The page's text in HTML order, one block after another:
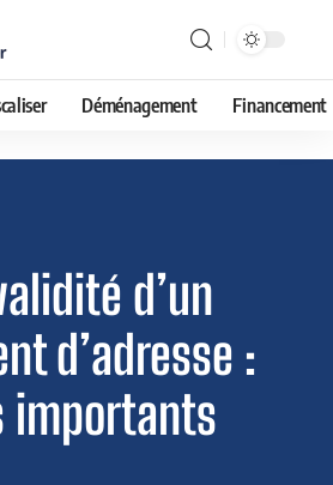
Déménagement Financement
d’un
d’adresse :
importants